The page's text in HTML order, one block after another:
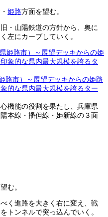
姫路方面を望む。
・山陽鉄道の方針から、奥に
左にカーブしていく。
路市）～展望デッキからの姫路
的な県内最大規模を誇るター
機能の役割を果たし、兵庫県
本線・播但線・姫新線の３面
む。
く進路を大きく右に変え、戦
トンネルで突っ込んでいく。